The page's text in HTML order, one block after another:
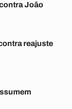
João
reajuste